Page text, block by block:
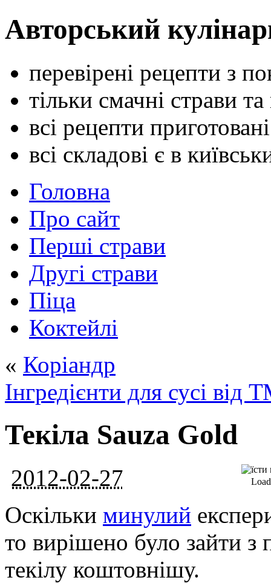
Авторський
перевірені рецепти з
тільки смачні страви та
всі рецепти
всі складові є в
Головна
Про сайт
Перші страви
Другі страви
Піца
Коктейлі
« Коріандр
Інгредієнти для сусі від
Текіла Sauza Gold
2012-02-27
Оскільки минулий
то вирішено було зайти з
текілу коштовнішу.